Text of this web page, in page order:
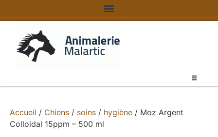
Accueil / Chiens / soins / hygiène / Moz Argent
Colloidal 15ppm – 500 ml